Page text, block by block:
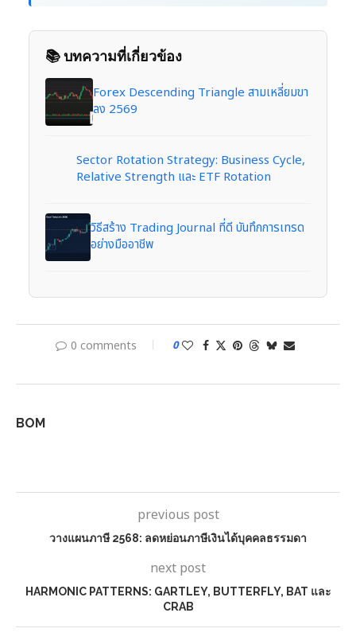
📚 บทความที่เกี่ยวข้อง
Forex Descending Triangle สามเหลี่ยมขา
ลง 2569
Sector Rotation Strategy: Business Cycle,
Relative Strength และ ETF Rotation
วิธีสร้าง Trading Journal ที่ดี บันทึกการเทรด
อย่างมืออาชีพ
0 comments 0
BOM
previous post
วางแผนภาษี 2568: ลดหย่อนภาษีเงินได้บุคคลธรรมดา
next post
HARMONIC PATTERNS: GARTLEY, BUTTERFLY, BAT และ
CRAB